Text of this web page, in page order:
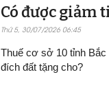
Có được giảm
Thứ 5, 30/07/2026 06:45
Thuế cơ sở 10 tỉnh
đích đất tặng cho?